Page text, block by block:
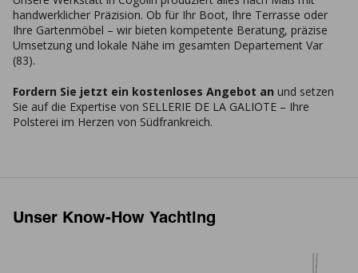
handwerklicher Präzision. Ob für Ihr Boot, Ihre Terrasse oder
Ihre Gartenmöbel – wir bieten kompetente Beratung, präzise
Umsetzung und lokale Nähe im gesamten Departement Var
(83).
Fordern Sie jetzt ein kostenloses Angebot an und setzen
Sie auf die Expertise von SELLERIE DE LA GALIOTE – Ihre
Polsterei im Herzen von Südfrankreich.
Unser Know-How Yachting